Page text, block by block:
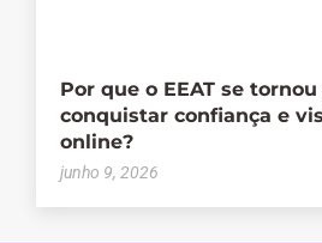
Por que o EEAT se
conquistar confiança e
online?
junho 9, 2026